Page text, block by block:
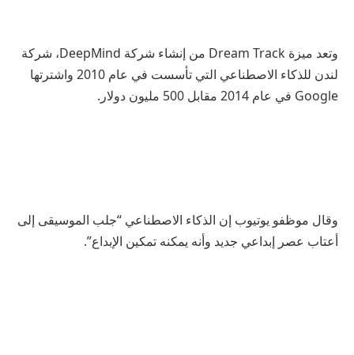
وتعد ميزة Dream Track من إنشاء شركة DeepMind، شركة
لندن للذكاء الاصطناعي التي تأسست في عام 2010 واشترتها
Google في عام 2014 مقابل 500 مليون دولار.
وقال موظفو يوتيوب إن الذكاء الاصطناعي “جلب الموسيقى إلى
أعتاب عصر إبداعي جديد وأنه يمكنه تمكين الإبداع”.